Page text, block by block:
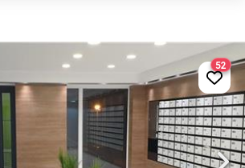
52